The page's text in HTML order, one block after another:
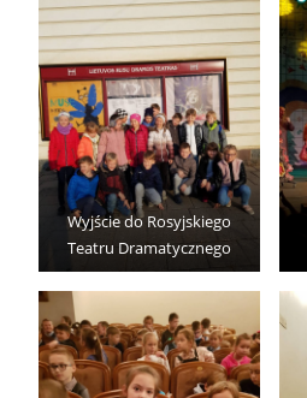
Wyjście do Rosyjskiego
Teatru Dramatycznego